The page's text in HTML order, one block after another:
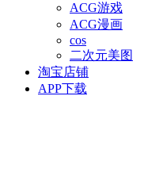
ACG游戏
ACG漫画
cos
二次元美图
淘宝店铺
APP下载